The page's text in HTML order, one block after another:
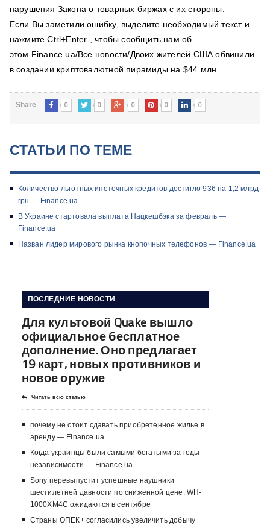
нарушения Закона о товарных биржах с их стороны.
Если Вы заметили ошибку, выделите необходимый текст и
нажмите Ctrl+Enter , чтобы сообщить нам об
этом.Finance.ua/Все новости/Двоих жителей США обвинили
в создании криптовалютной пирамиды на $44 млн
Share 0 0 0 0 0
СТАТЬИ ПО ТЕМЕ
Количество льготных ипотечных кредитов достигло 936 на 1,2 млрд
грн — Finance.ua
В Украине стартовала выплата Нацкешбэка за февраль —
Finance.ua
Назван лидер мирового рынка кнопочных телефонов — Finance.ua
ПОСЛЕДНИЕ НОВОСТИ
Для культовой Quake вышло
официальное бесплатное
дополнение. Оно предлагает
19 карт, новых противников и
новое оружие
Читать всю статью
почему не стоит сдавать приобретенное жилье в
аренду — Finance.ua
Когда украинцы были самыми богатыми за годы
независимости — Finance.ua
Sony перевыпустит успешные наушники
шестилетней давности по сниженной цене. WH-
1000XM4C ожидаются в сентябре
Страны ОПЕК+ согласились увеличить добычу